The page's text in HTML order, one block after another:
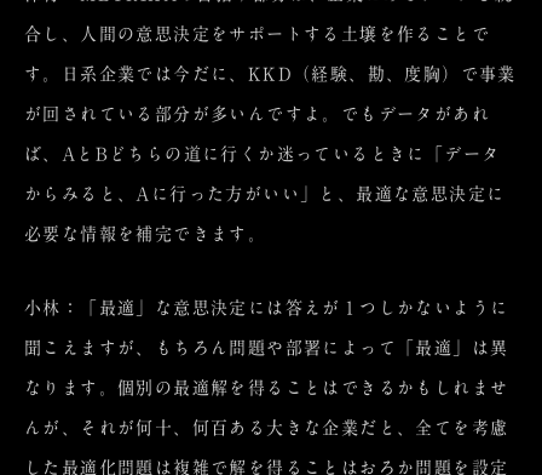
合し、人間の意思決定をサポートする土壌を作ることで
す。日系企業では今だに、KKD（経験、勘、度胸）で事業
が回されている部分が多いんですよ。でもデータがあれ
ば、AとBどちらの道に行くか迷っているときに「データ
からみると、Aに行った方がいい」と、最適な意思決定に
必要な情報を補完できます。
小林：「最適」な意思決定には答えが１つしかないように
聞こえますが、もちろん問題や部署によって「最適」は異
なります。個別の最適解を得ることはできるかもしれませ
んが、それが何十、何百ある大きな企業だと、全てを考慮
した最適化問題は複雑で解を得ることはおろか問題を設定